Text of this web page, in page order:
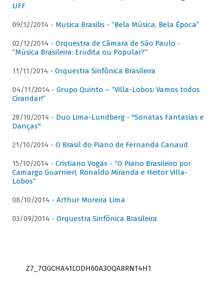
UFF
09/12/2014 - Musica Brasilis - “Bela Música, Bela Época”
02/12/2014 - Orquestra de Câmara de São Paulo -
“Música Brasileira: Erudita ou Popular?”
11/11/2014 - Orquestra Sinfônica Brasileira
04/11/2014 - Grupo Quinto – “Villa-Lobos: Vamos todos
Cirandar!”
28/10/2014 - Duo Lima-Lundberg - "Sonatas Fantasias e
Danças"
21/10/2014 - O Brasil do Piano de Fernanda Canaud
15/10/2014 - Cristiano Vogas - “O Piano Brasileiro por
Camargo Guarnieri, Ronaldo Miranda e Heitor Villa-
Lobos”
08/10/2014 - Arthur Moreira Lima
03/09/2014 - Orquestra Sinfônica Brasileira
Z7_7QGCHA41LODH60A3OQA8RN14H1